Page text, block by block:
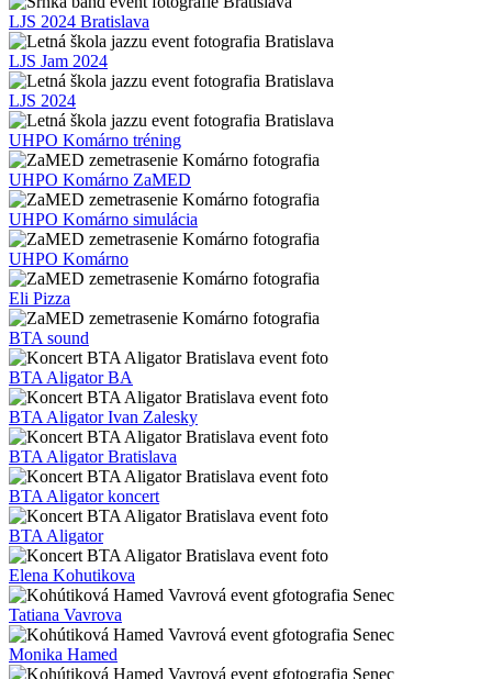
LJS 2024 Bratislava
LJS Jam 2024
LJS 2024
UHPO Komárno tréning
UHPO Komárno ZaMED
UHPO Komárno simulácia
UHPO Komárno
Eli Pizza
BTA sound
BTA Aligator BA
BTA Aligator Ivan Zalesky
BTA Aligator Bratislava
BTA Aligator koncert
BTA Aligator
Elena Kohutikova
Tatiana Vavrova
Monika Hamed